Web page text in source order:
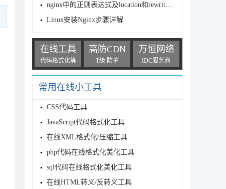
nginx中的正则表达式及location和rewrite总结
Linux安装Nginx步骤详解
在线工具
代码格式化等
高防CDN
T级 防护
万恒网络
IDC服务商
常用在线小工具
CSS代码工具
JavaScript代码格式化工具
在线XML格式化/压缩工具
php代码在线格式化美化工具
sql代码在线格式化美化工具
在线HTML转义/反转义工具